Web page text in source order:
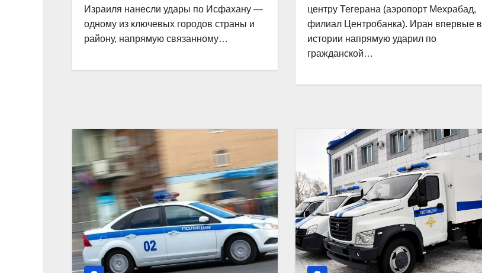
Израиля нанесли удары по Исфахану —
одному из ключевых городов страны и
району, напрямую связанному…
центру Тегерана (аэропорт Мехрабад,
филиал Центробанка). Иран впервые в
истории напрямую ударил по
гражданской…